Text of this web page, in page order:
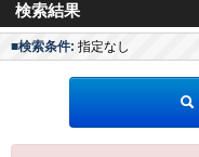
検索結果
■検索条件: 指定なし